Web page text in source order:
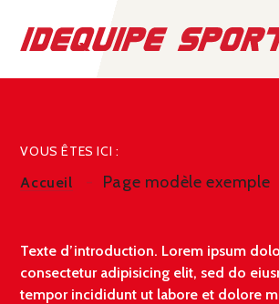
VOUS ÊTES ICI :
Accueil Page modèle exemple
Texte d’introduction. Lorem ipsum
consectetur adipisicing elit, sed do
tempor incididunt ut labore et dolore